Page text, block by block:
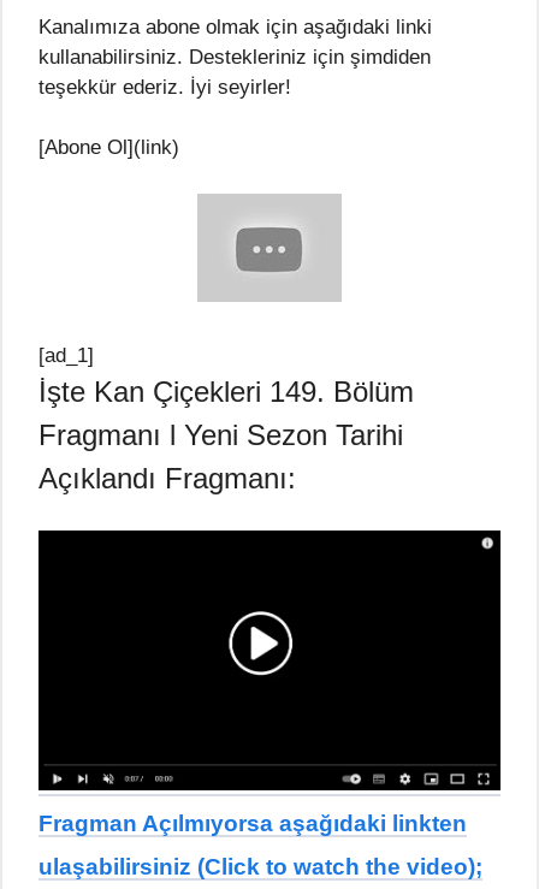
Kanalımıza abone olmak için aşağıdaki linki
kullanabilirsiniz. Destekleriniz için şimdiden
teşekkür ederiz. İyi seyirler!
[Abone Ol](link)
[ad_1]
İşte Kan Çiçekleri 149. Bölüm
Fragmanı l Yeni Sezon Tarihi
Açıklandı Fragmanı:
Fragman Açılmıyorsa aşağıdaki linkten
ulaşabilirsiniz (Click to watch the video);